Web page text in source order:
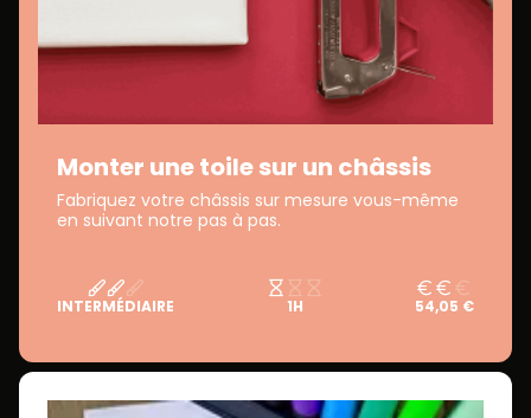
Monter une toile sur un châssis
Fabriquez votre châssis sur mesure vous-même
en suivant notre pas à pas.
INTERMÉDIAIRE 1H 54,05 €